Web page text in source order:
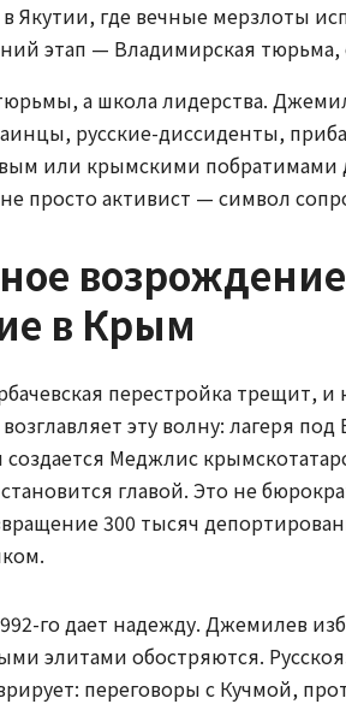
Якутии, где вечные мерзлоты
этап — Владимирская тюрьма,
а школа лидерства.
русские-диссиденты,
или крымскими побратимами
просто активист — символ
в Крым
перестройка трещит,
эту волну: лагеря под
Меджлис
главой. Это не
300 тысяч
го дает надежду. Джемилев
элитами обостряются.
переговоры с Кучмой,